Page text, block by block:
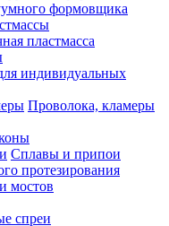
формовщика
пластмасса
индивидуальных
Проволока, кламеры
Сплавы и припои
протезирования
мостов